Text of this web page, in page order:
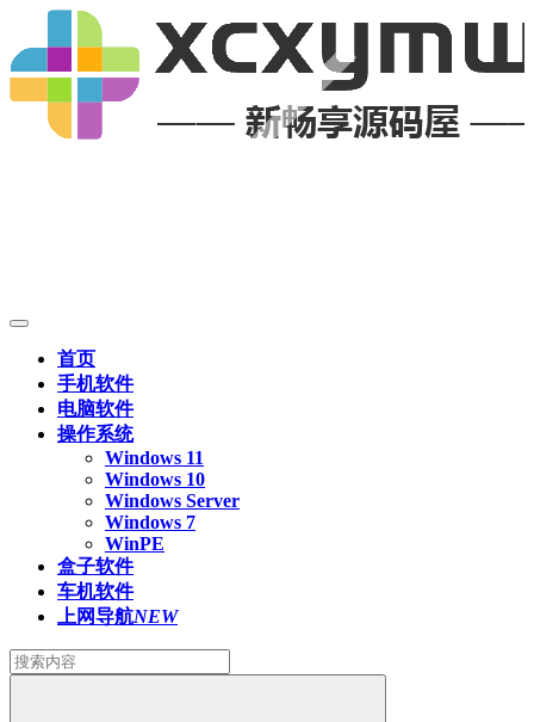
首页
手机软件
电脑软件
操作系统
Windows 11
Windows 10
Windows Server
Windows 7
WinPE
盒子软件
车机软件
上网导航NEW